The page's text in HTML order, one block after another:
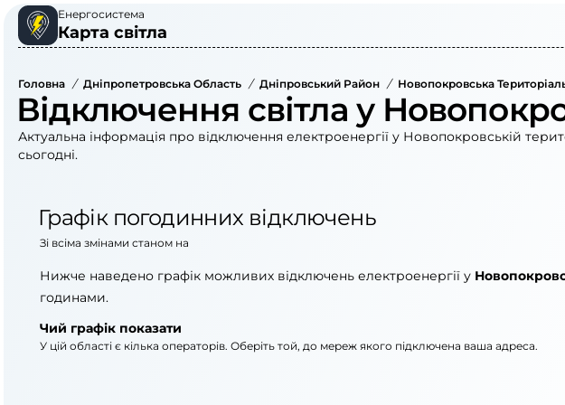
Енергосистема
Карта світла
Головна / Дніпропетровська Область / Дніпровський Район / Новопокровська
Відключення світла у
Актуальна інформація про відключення електроенергії у Новопокровській
сьогодні.
Графік погодинних відключень
Зі всіма змінами станом на
Нижче наведено графік можливих відключень електроенергії у
годинами.
Чий графік показати
У цій області є кілька операторів. Оберіть той, до мереж якого підключена ваша адреса.